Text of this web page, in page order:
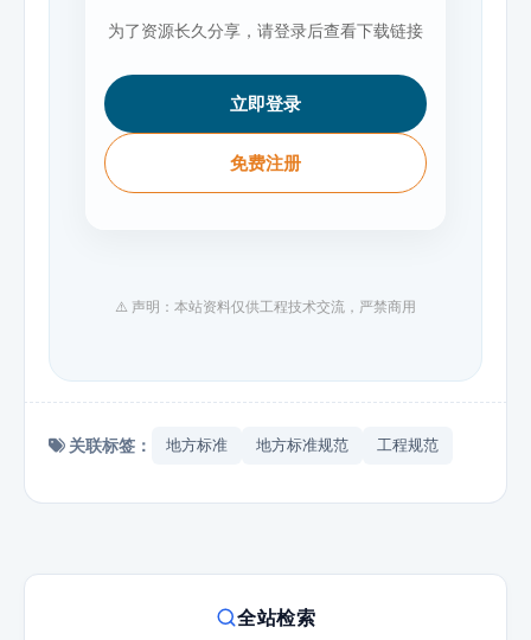
为了资源长久分享，请登录后查看下载链接
立即登录
免费注册
⚠️ 声明：本站资料仅供工程技术交流，严禁商用
关联标签： 地方标准 地方标准规范 工程规范
全站检索